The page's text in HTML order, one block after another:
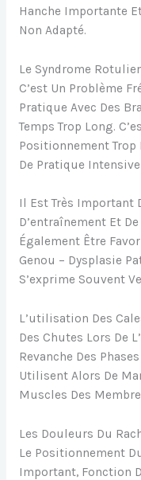
Hanche Importante
Non Adapté.
Le Syndrome
C’est Un Problème
Pratique Avec Des
Temps Trop Long.
Positionnement Trop
De Pratique
Il Est Très Important
D’entraînement Et
Également Être
Genou – Dysplasie
S’exprime Souvent
L’utilisation Des
Des Chutes Lors De
Revanche Des
Utilisent Alors De
Muscles Des
Les Douleurs Du
Le Positionnement
Important, Fonction